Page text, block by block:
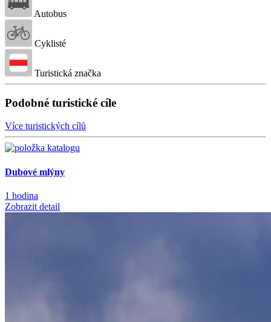
Autobus
Cyklisté
Turistická značka
Podobné turistické cíle
Více turistických cílů
Dubové mlýny
1 hodina
Zobrazit detail